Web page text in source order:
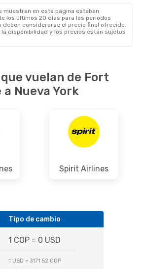
muestran en esta página estaban
los últimos 20 días para los periodos
deben considerarse el precio final ofrecido.
la disponibilidad y los precios están sujetos
vuelan de Fort
Nueva York
Spirit Airlines
Tipo de cambio
1 COP = 0 USD
1 USD = 3171.52 COP